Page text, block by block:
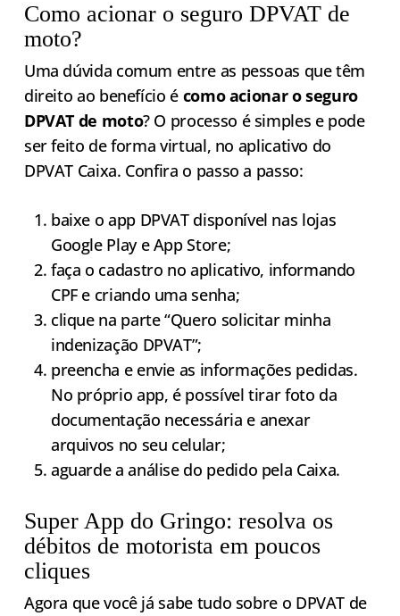
Como acionar o seguro DPVAT de
moto?
Uma dúvida comum entre as pessoas que têm
direito ao benefício é como acionar o seguro
DPVAT de moto? O processo é simples e pode
ser feito de forma virtual, no aplicativo do
DPVAT Caixa. Confira o passo a passo:
baixe o app DPVAT disponível nas lojas
Google Play e App Store;
faça o cadastro no aplicativo, informando
CPF e criando uma senha;
clique na parte “Quero solicitar minha
indenização DPVAT”;
preencha e envie as informações pedidas.
No próprio app, é possível tirar foto da
documentação necessária e anexar
arquivos no seu celular;
aguarde a análise do pedido pela Caixa.
Super App do Gringo: resolva os
débitos de motorista em poucos
cliques
Agora que você já sabe tudo sobre o DPVAT de